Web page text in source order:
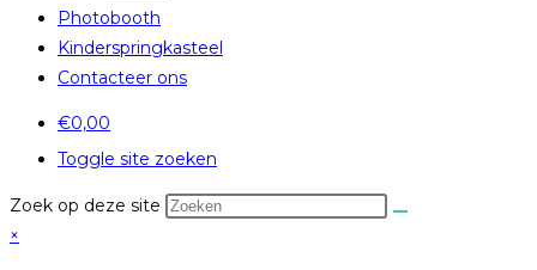
Photobooth
Kinderspringkasteel
Contacteer ons
€0,00
Toggle site zoeken
Zoek op deze site
×